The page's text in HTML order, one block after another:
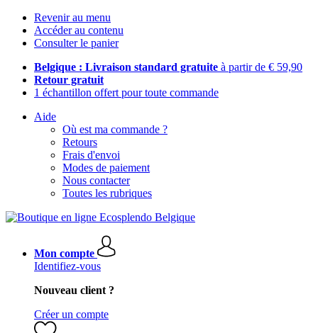
Revenir au menu
Accéder au contenu
Consulter le panier
Belgique : Livraison standard gratuite à partir de € 59,90
Retour gratuit
1 échantillon offert pour toute commande
Aide
Où est ma commande ?
Retours
Frais d'envoi
Modes de paiement
Nous contacter
Toutes les rubriques
Mon compte
Identifiez-vous
Nouveau client ?
Créer un compte